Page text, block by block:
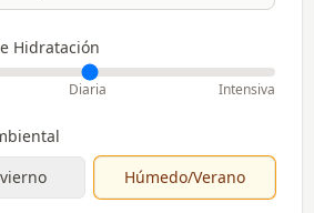
Hidratación
Diaria Intensiva
Húmedo/Verano